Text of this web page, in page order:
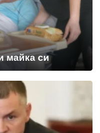
майка си